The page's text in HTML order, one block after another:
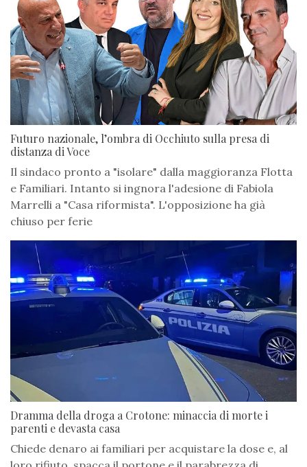
Futuro nazionale, l’ombra di Occhiuto sulla presa di
distanza di Voce
Il sindaco pronto a "isolare" dalla maggioranza Flotta
e Familiari. Intanto si ingnora l'adesione di Fabiola
Marrelli a "Casa riformista". L'opposizione ha già
chiuso per ferie
Dramma della droga a Crotone: minaccia di morte i
parenti e devasta casa
Chiede denaro ai familiari per acquistare la dose e, al